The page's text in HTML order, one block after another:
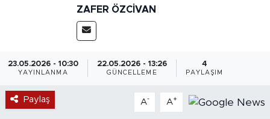
ZAFER ÖZCIVAN
23.05.2026 - 10:30
YAYINLANMA
22.05.2026 - 13:26
GÜNCELLEME
4
PAYLAŞIM
Paylaş A- A+